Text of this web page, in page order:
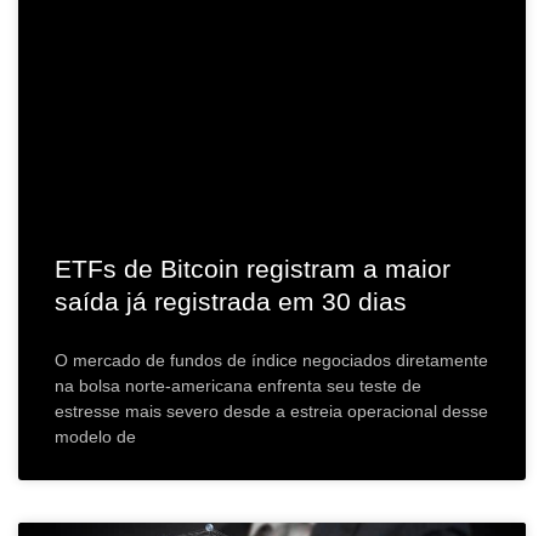
ETFs de Bitcoin registram a maior
saída já registrada em 30 dias
O mercado de fundos de índice negociados diretamente
na bolsa norte-americana enfrenta seu teste de
estresse mais severo desde a estreia operacional desse
modelo de